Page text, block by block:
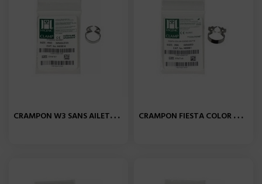
C
RAMPON W3 SANS AILETTE... C
RAMPON FIESTA COLOR N° 8A...